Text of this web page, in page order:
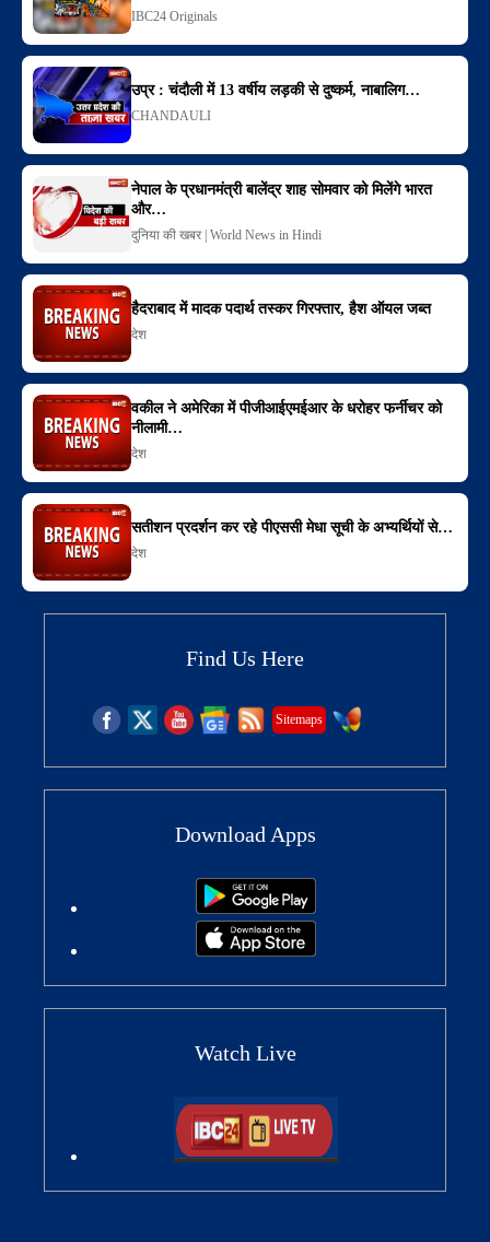
IBC24 Originals
उप्र : चंदौली में 13 वर्षीय लड़की से दुष्कर्म, नाबालिग…
CHANDAULI
नेपाल के प्रधानमंत्री बालेंद्र शाह सोमवार को मिलेंगे भारत
और…
दुनिया की खबर | World News in Hindi
हैदराबाद में मादक पदार्थ तस्कर गिरफ्तार, हैश ऑयल जब्त
देश
वकील ने अमेरिका में पीजीआईएमईआर के धरोहर फर्नीचर को
नीलामी…
देश
सतीशन प्रदर्शन कर रहे पीएससी मेधा सूची के अभ्यर्थियों से…
देश
Find Us Here
Sitemaps
Download Apps
Watch Live